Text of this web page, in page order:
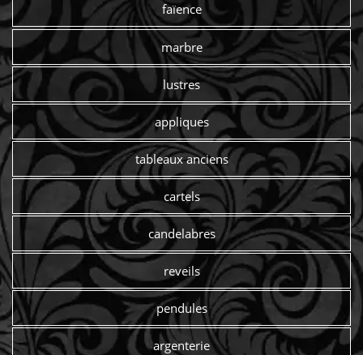
faïence
marbre
lustres
appliques
tableaux anciens
cartels
candelabres
reveils
pendules
argenterie